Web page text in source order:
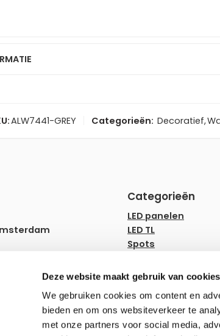
Deze website maakt gebruik van cookies
We gebruiken cookies om content en
bieden en om ons websiteverkeer te
met onze partners voor social media,
ALW7441-GREY Categorieën: Decoratief,
van Plafondplaza B.V.
Categorieën
LED panelen
LED TL
Spots
LED lampen
LED downlighters
Rails
Tuinverlichting